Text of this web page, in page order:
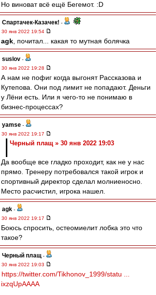
Но виноват всё ещё Бегемот. :D
Спартачек-Казачек! -
30 янв 2022 19:54
agk , почитал... какая то мутная болячка
suslov -
30 янв 2022 19:28
А нам не пофиг когда выгонят Рассказова и
Кутепова. Они под лимит не попадают. Деньги
у Лёни есть. Или я чего-то не понимаю в
бизнес-процессах?
yamse -
30 янв 2022 19:17
Черный плащ » 30 янв 2022 19:03
Да вообще все гладко проходит, как не у нас
прямо. Тренеру потребовался такой игрок и
спортивный директор сделал молниеносно.
Место расчистил, игрока нашел.
agk -
30 янв 2022 19:17
Боюсь спросить, остеомиелит лобка это что
такое?
Черный плащ -
30 янв 2022 19:03
https://twitter.com/Tikhonov_1999/statu ...
ixzqUpAAAA